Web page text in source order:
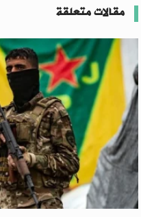
مقالات متعلقة